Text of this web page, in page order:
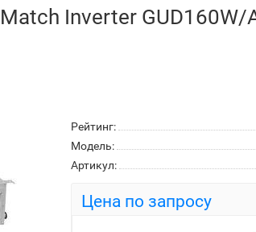
Inverter GUD160W/
Рейтинг:
Модель:
Артикул:
Цена по запросу